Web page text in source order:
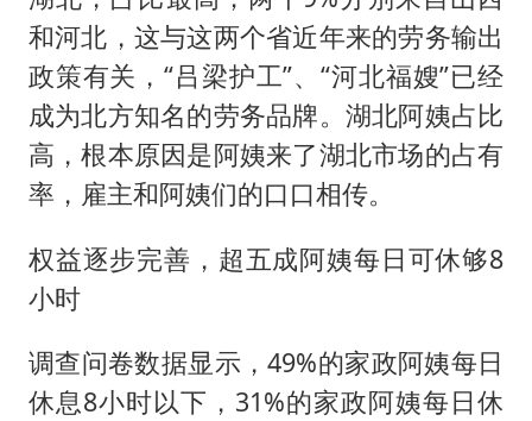
和河北，这与这两个省近年来的劳务输出
政策有关，“吕梁护工”、“河北福嫂”已经
成为北方知名的劳务品牌。湖北阿姨占比
高，根本原因是阿姨来了湖北市场的占有
率，雇主和阿姨们的口口相传。
权益逐步完善，超五成阿姨每日可休够8
小时
调查问卷数据显示，49%的家政阿姨每日
休息8小时以下，31%的家政阿姨每日休